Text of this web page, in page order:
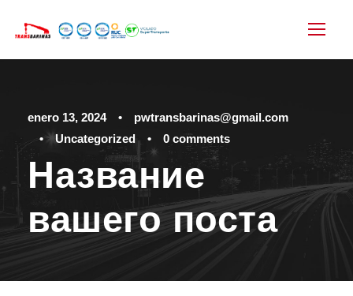
enero 13, 2024 •
pwtransbarinas@gmail.com
•
Uncategorized • 0 comments
Название
вашего поста